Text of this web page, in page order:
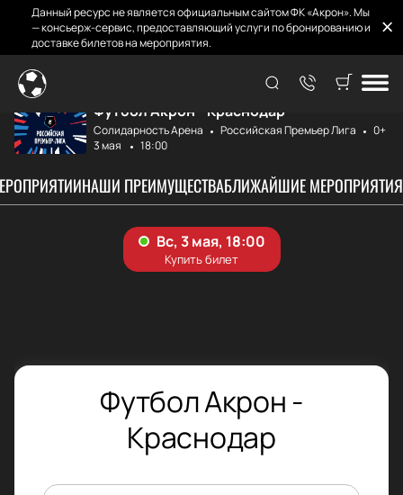
Данный ресурс не является официальным сайтом ФК «Акрон». Мы
— консьерж-сервис, предоставляющий услуги по бронированию и
доставке билетов на мероприятия.
Главная Акрон - Краснода...
Футбол Акрон - Краснодар
Солидарность Арена Российская Премьер Лига
0+
3 мая
18:00
НАШИ ПРЕИМУЩЕСТВАБЛИЖАЙШИЕ МЕРОПРИЯТИЯ
Футбол Акрон -
Краснодар